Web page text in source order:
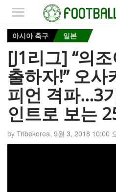
아시아 축구 일본
[J1리그] “의
출하자!” 오사
피언 격파…3
인트로 보는
byTribekorea, 9월 3, 2018 10:00